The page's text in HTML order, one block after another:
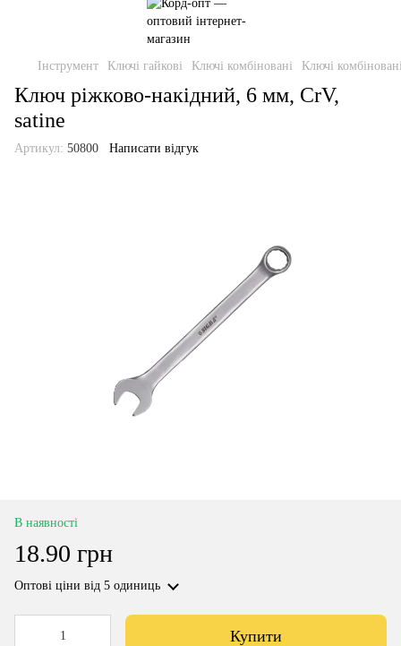
Інструмент Ключі гайкові Ключі комбіновані Ключі
Ключ ріжково-накідний, 6 мм, CrV,
satine
Артикул: 50800 Написати відгук
В наявності
18.90 грн
Оптові ціни від 5 одиниць
Купити